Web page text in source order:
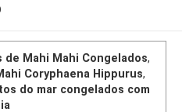
de Mahi Mahi Congelados,
Coryphaena Hippurus,
do mar congelados com